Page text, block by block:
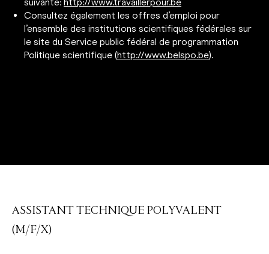
Consultez également les offres d’emploi pour
l’ensemble des institutions scientifiques fédérales sur
le site du Service public fédéral de programmation
Politique scientifique (http://www.belspo.be).
ASSISTANT TECHNIQUE POLYVALENT
(M/F/X)